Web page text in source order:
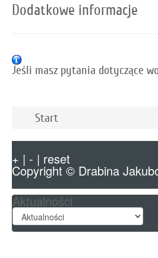
Dodatkowe informacje
Jeśli masz pytania dotyczące
Start
+ | - | reset
Copyright © Drabina
Aktualności